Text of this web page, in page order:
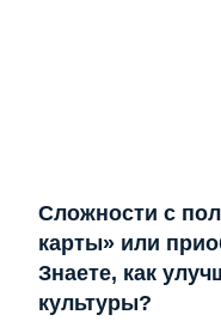
Сложности с
карты» или
Знаете, как
культуры?